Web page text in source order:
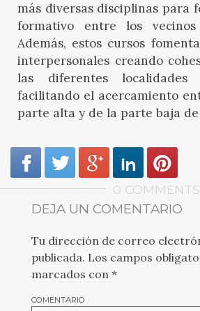
más diversas disciplinas para
formativo entre los
Además, estos cursos
interpersonales creando
las diferentes localidades
facilitando el acercamiento
parte alta y de la parte baja de
0 COMMENTS
DEJA UN COMENTARIO
Tu dirección de correo
publicada. Los campos
marcados con *
COMENTARIO